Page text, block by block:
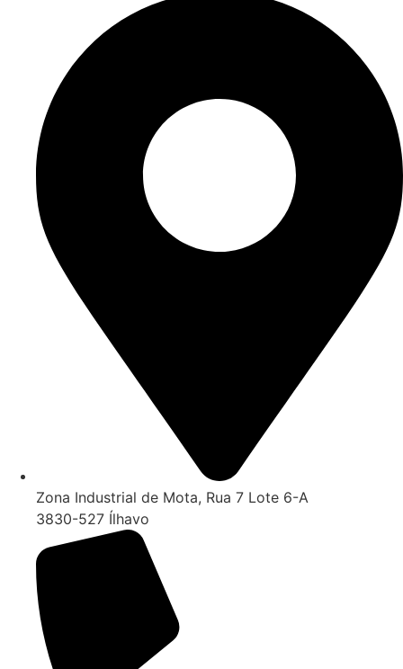
Zona Industrial de Mota, Rua 7 Lote 6-A
3830-527 Ílhavo